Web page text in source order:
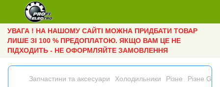
УВАГА ! НА НАШОМУ САЙТІ МОЖНА ПРИДБАТИ ТОВАР
ЛИШЕ ЗІ 100 % ПРЕДОПЛАТОЮ. ЯКЩО ВАМ ЦЕ НЕ
ПІДХОДИТЬ - НЕ ОФОРМЛЯЙТЕ ЗАМОВЛЕННЯ
Запчастини та аксесуари Холодильники Різне Різне